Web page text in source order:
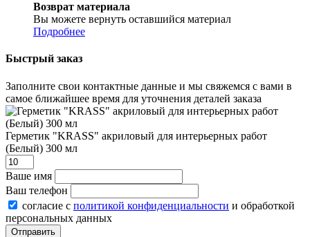
Возврат материала
Вы можете вернуть оставшийся материал
Подробнее
Быстрый заказ
Заполните свои контактные данные и мы свяжемся с вами в
самое ближайшее время для уточнения деталей заказа
Герметик "KRASS" акриловый для интерьерных работ
(Белый) 300 мл
Ваше имя
Ваш телефон
согласие с политикой конфиденциальности и обработкой
персональных данных